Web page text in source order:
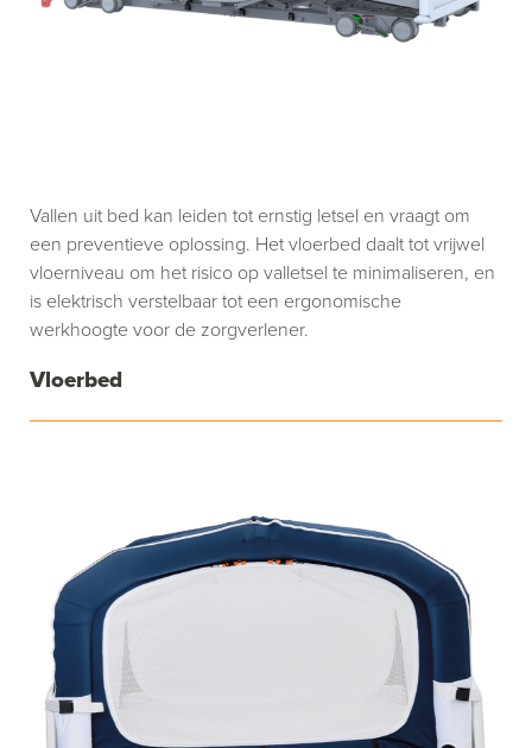
Vloerbed
Vallen uit bed kan leiden tot ernstig letsel en vraagt om
een preventieve oplossing. Het vloerbed daalt tot vrijwel
vloerniveau om het risico op valletsel te minimaliseren, en
is elektrisch verstelbaar tot een ergonomische
werkhoogte voor de zorgverlener.